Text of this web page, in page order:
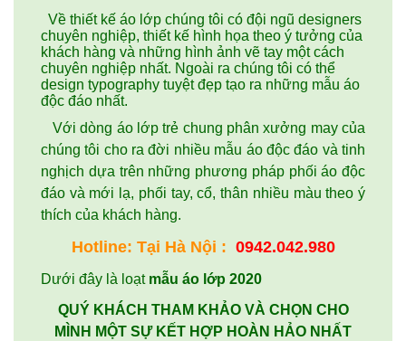
Về thiết kế áo lớp chúng tôi có đội ngũ designers
chuyên nghiệp, thiết kế hình họa theo ý tưởng của
khách hàng và những hình ảnh vẽ tay một cách
chuyên nghiệp nhất. Ngoài ra chúng tôi có thể
design typography tuyệt đẹp tạo ra những mẫu áo
độc đáo nhất.
Với dòng áo lớp trẻ chung phân xưởng may của
chúng tôi cho ra đời nhiều mẫu áo độc đáo và tinh
nghịch dựa trên những phương pháp phối áo độc
đáo và mới lạ, phối tay, cổ, thân nhiều màu theo ý
thích của khách hàng.
Hotline: Tại Hà Nội : 0942.042.980
Dưới đây là loạt mẫu áo lớp 2020
QUÝ KHÁCH THAM KHẢO VÀ CHỌN CHO
MÌNH MỘT SỰ KẾT HỢP HOÀN HẢO NHẤT